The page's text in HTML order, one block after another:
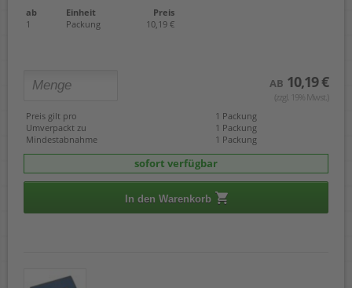
ab Einheit
Preis
1
Packung 10,19 €
AB 10,19 €
(zzgl. 19% Mwst.)
Preis gilt pro
1 Packung
Umverpackt zu
1 Packung
Mindestabnahme
1 Packung
sofort verfügbar
In den Warenkorb